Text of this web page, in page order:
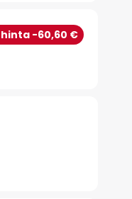
hinta -60,60 €